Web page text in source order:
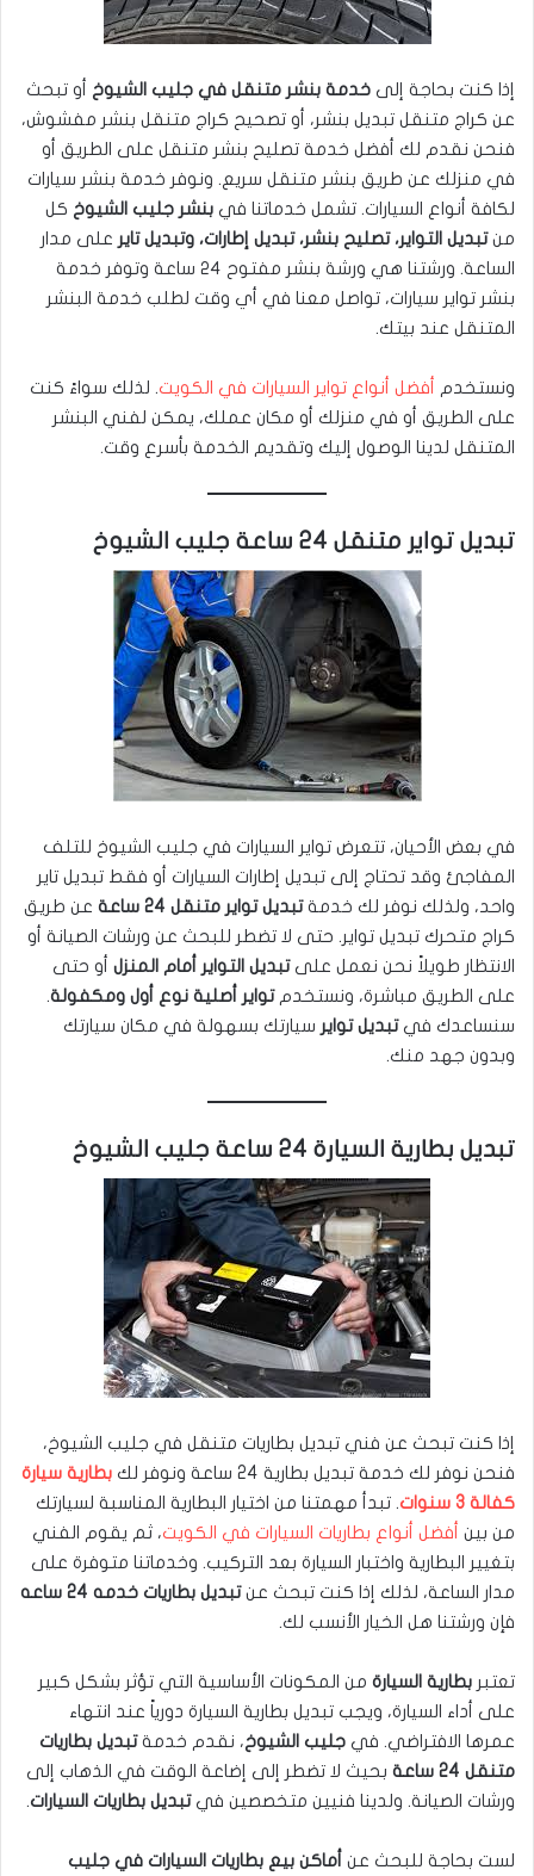
إذا كنت بحاجة إلى خدمة بنشر متنقل في جليب الشيوخ
أو تبحث
عن كراج متنقل تبديل بنشر، أو تصحيح كراج متنقل بنشر مفشوش،
فنحن نقدم لك أفضل خدمة تصليح بنشر متنقل على الطريق أو
في منزلك عن طريق بنشر متنقل سريع. ونوفر خدمة بنشر سيارات
لكافة أنواع السيارات. تشمل خدماتنا في بنشر جليب الشيوخ كل
منتبديل التواير، تصليح بنشر، تبديل إطارات، وتبديل تاير على مدار
الساعة. ورشتنا هي ورشة بنشر مفتوح ٢٤ ساعة وتوفر خدمة
بنشر تواير سيارات، تواصل معنا في أي وقت لطلب خدمة البنشر
المتنقل عند بيتك.
ونستخدم أفضل أنواع تواير السيارات في الكويت. لذلك سواءً كنت
على الطريق أو في منزلك أو مكان عملك، يمكن لفني البنشر
المتنقل لدينا الوصول إليك وتقديم الخدمة بأسرع وقت.
تبديل تواير متنقل 24 ساعة جليب الشيوخ
في بعض الأحيان، تتعرض تواير السيارات في جليب الشيوخ للتلف
المفاجئ وقد تحتاج إلى تبديل إطارات السيارات أو فقط تبديل تاير
واحد، ولذلك نوفر لك خدمةتبديل تواير متنقل 24 ساعة
عن طريق
كراج متحرك تبديل تواير. حتى لا تضطر للبحث عن ورشات الصيانة أو
الانتظار طويلاً نحن نعمل علىتبديل التواير أمام المنزل أو حتى
على الطريق مباشرة، ونستخدمتواير أصلية نوع أول ومكفولة.
سنساعدك فيتبديل تواير سيارتك بسهولة في مكان سيارتك
وبدون جهد منك.
تبديل بطارية السيارة 24 ساعة جليب الشيوخ
إذا كنت تبحث عن فني تبديل بطاريات متنقل في جليب الشيوخ،
فنحن نوفر لك خدمة تبديل بطارية 24 ساعة ونوفر لك
بطارية سيارة
كفالة 3 سنوات
. تبدأ مهمتنا من اختيار البطارية المناسبة لسيارتك
من بين أفضل أنواع بطاريات السيارات في الكويت، ثم يقوم الفني
بتغيير البطارية واختبار السيارة بعد التركيب. وخدماتنا متوفرة على
مدار الساعة، لذلك إذا كنت تبحث عنتبديل بطاريات خدمه 24 ساعه
فإن ورشتنا هل الخيار الأنسب لك.
تعتبر بطارية السيارة من المكونات الأساسية التي تؤثر بشكل كبير
على أداء السيارة، ويجب تبديل بطارية السيارة دورياً عند انتهاء
عمرها الافتراضي. في جليب الشيوخ، نقدم خدمةتبديل بطاريات
متنقل 24 ساعة
بحيث لا تضطر إلى إضاعة الوقت في الذهاب إلى
ورشات الصيانة. ولدينا فنيين متخصصين فيتبديل بطاريات السيارات.
لست بحاجة للبحث عن أماكن بيع بطاريات السيارات في جليب